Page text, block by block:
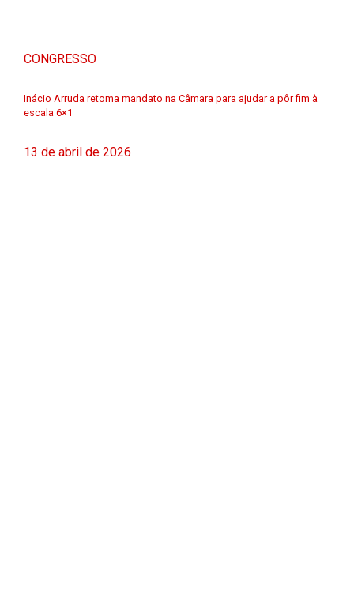
CONGRESSO
Inácio Arruda retoma mandato na Câmara para ajudar a pôr fim à
escala 6×1
13 de abril de 2026